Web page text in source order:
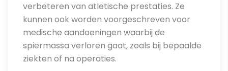
verbeteren van atletische prestaties. Ze
kunnen ook worden voorgeschreven voor
medische aandoeningen waarbij de
spiermassa verloren gaat, zoals bij bepaalde
ziekten of na operaties.